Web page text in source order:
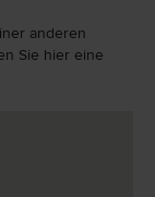
anderen
Sie hier eine